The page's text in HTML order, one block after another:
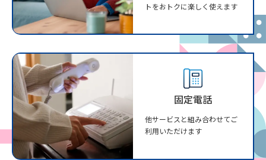
トをおトクに楽しく使えます
固定電話
他サービスと組み合わせてご
利用いただけます